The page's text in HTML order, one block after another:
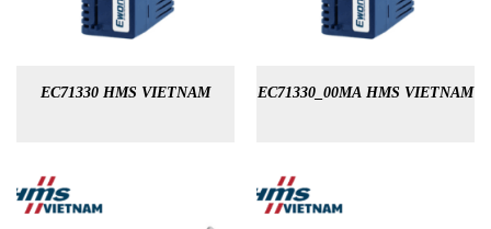
EC71330 HMS VIETNAM EC71330_00MA HMS VIETNAM